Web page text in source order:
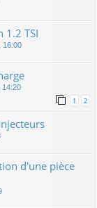
TSI
16:00
14:20
1 2
d'une pièce